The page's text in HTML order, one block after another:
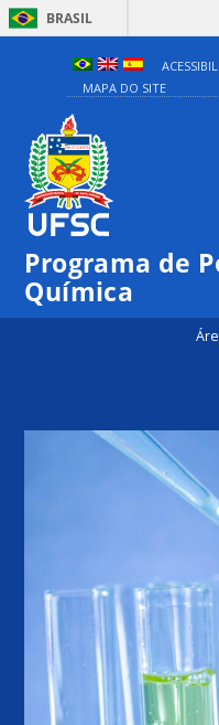
BRASIL
MAPA DO SITE
Programa de
Química